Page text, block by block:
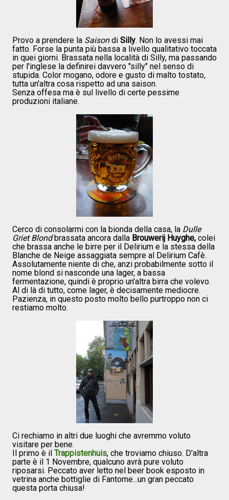
Provo a prendere la Saisondi Silly. Non lo avessi mai
fatto. Forse la punta più bassa a livello qualitativo toccata
in quei giorni. Brassata nella località di Silly, ma passando
per l'inglese la definirei davvero "silly" nel senso di
stupida. Color mogano, odore e gusto di malto tostato,
tutta un'altra cosa rispetto ad una saison.
Senza offesa ma è sul livello di certe pessime
produzioni italiane.
Cerco di consolarmi con la bionda della casa, la Dulle
Griet Blondbrassata ancora dalla Brouwerij Huyghe, colei
che brassa anche le birre per il Delirium e la stessa della
Blanche de Neige assaggiata sempre al Delirium Cafè.
Assolutamente niente di che, anzi probabilmente sotto il
nome blond si nasconde una lager, a bassa
fermentazione, quindi è proprio un'altra birra che volevo.
Al di là di tutto, come lager, è decisamente mediocre.
Pazienza, in questo posto molto bello purtroppo non ci
restiamo molto.
Ci rechiamo in altri due luoghi che avremmo voluto
visitare per bene.
Il primo è il Trappistenhuis, che troviamo chiuso. D'altra
parte è il 1 Novembre, qualcuno avrà pure voluto
riposarsi. Peccato aver letto nel beer book esposto in
vetrina anche bottiglie di Fantome...un gran peccato
questa porta chiusa!